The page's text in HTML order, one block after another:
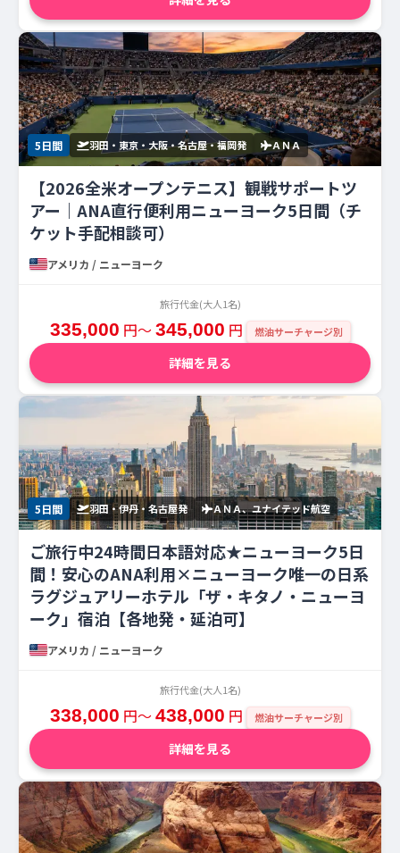
5日間 羽田・東京・大阪・名古屋・福岡発 ＡＮＡ
【2026全米オープンテニス】観戦サポートツ
アー｜ANA直行便利用ニューヨーク5日間（チ
ケット手配相談可）
アメリカ / ニューヨーク
旅行代金(大人1名)
335,000 円〜345,000 円 燃油サーチャージ別
詳細を見る
5日間 羽田・伊丹・名古屋発 ＡＮＡ、ユナイテッド航空
ご旅行中24時間日本語対応★ニューヨーク5日
間！安心のANA利用×ニューヨーク唯一の日系
ラグジュアリーホテル「ザ・キタノ・ニューヨ
ーク」宿泊【各地発・延泊可】
アメリカ / ニューヨーク
旅行代金(大人1名)
338,000 円〜438,000 円 燃油サーチャージ別
詳細を見る